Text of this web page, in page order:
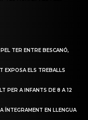
TER ENTRE BESCANÓ,
EXPOSA ELS TREBALLS
PER A INFANTS DE 8 A 12
ÍNTEGRAMENT EN LLENGUA